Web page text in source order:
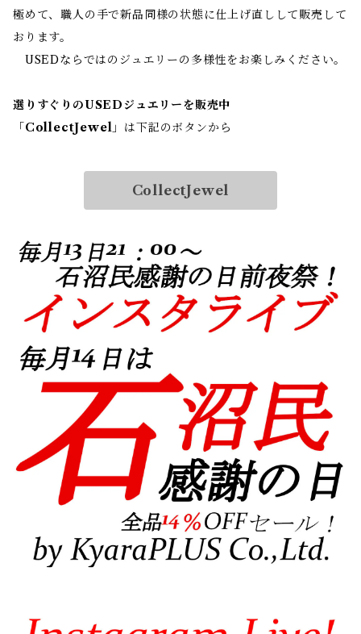
極めて、職人の手で新品同様の状態に仕上げ直しして販売して
おります。
USEDならではのジュエリーの多様性をお楽しみください。
選りすぐりのUSEDジュエリーを販売中
「CollectJewel 」は下記のボタンから
CollectJewel